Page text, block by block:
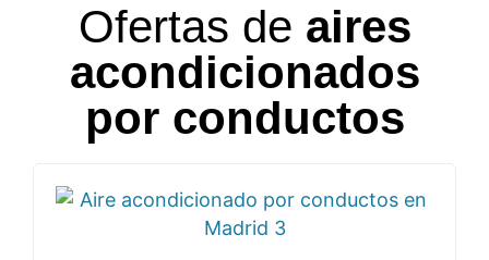
Ofertas de aires
acondicionados
por conductos